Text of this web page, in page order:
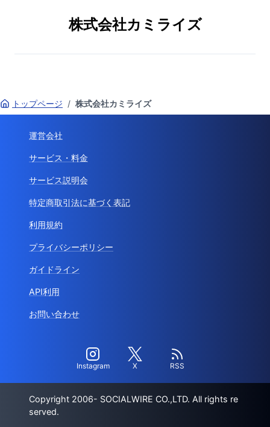
株式会社カミライズ
トップページ / 株式会社カミライズ
運営会社
サービス・料金
サービス説明会
特定商取引法に基づく表記
利用規約
プライバシーポリシー
ガイドライン
API利用
お問い合わせ
Instagram X RSS
Copyright 2006- SOCIALWIRE CO.,LTD. All rights re
served.